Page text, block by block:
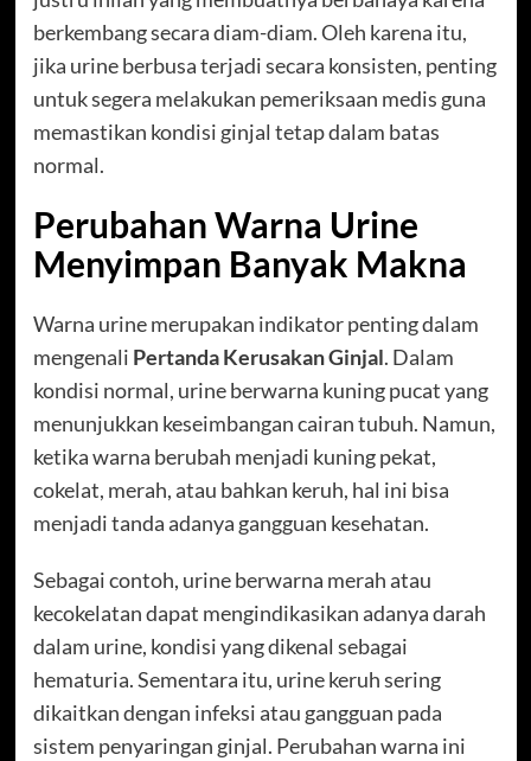
berkembang secara diam-diam. Oleh karena itu,
jika urine berbusa terjadi secara konsisten, penting
untuk segera melakukan pemeriksaan medis guna
memastikan kondisi ginjal tetap dalam batas
normal.
Perubahan Warna Urine
Menyimpan Banyak Makna
Warna urine merupakan indikator penting dalam
mengenali Pertanda Kerusakan Ginjal. Dalam
kondisi normal, urine berwarna kuning pucat yang
menunjukkan keseimbangan cairan tubuh. Namun,
ketika warna berubah menjadi kuning pekat,
cokelat, merah, atau bahkan keruh, hal ini bisa
menjadi tanda adanya gangguan kesehatan.
Sebagai contoh, urine berwarna merah atau
kecokelatan dapat mengindikasikan adanya darah
dalam urine, kondisi yang dikenal sebagai
hematuria. Sementara itu, urine keruh sering
dikaitkan dengan infeksi atau gangguan pada
sistem penyaringan ginjal. Perubahan warna ini